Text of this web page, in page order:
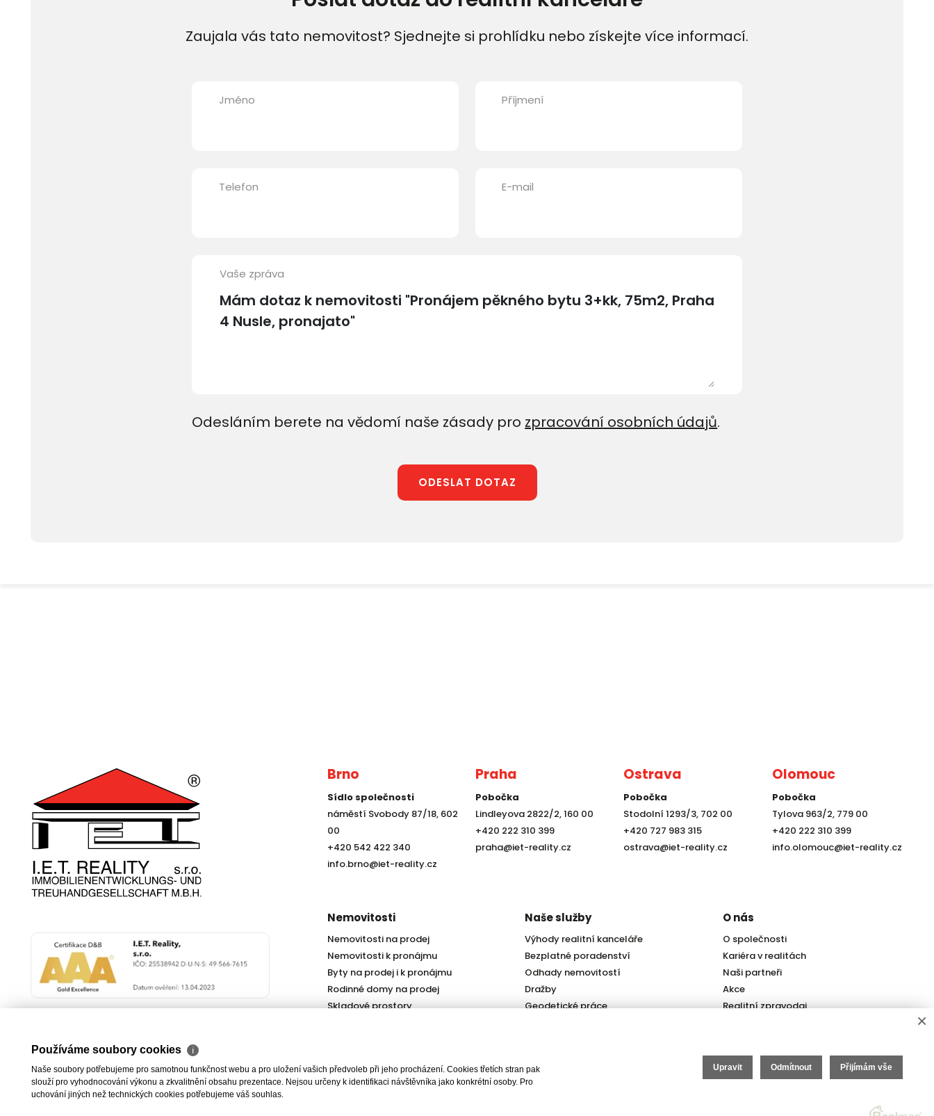
Zaujala vás tato nemovitost? Sjednejte si prohlídku nebo získejte více informací.
Jméno Příjmení
Telefon E-mail
Vaše zpráva
Odesláním berete na vědomí naše zásady pro zpracování osobních údajů.
ODESLAT DOTAZ
Brno
Sídlo společnosti
náměstí Svobody 87/18, 602
00
+420 542 422 340
info.brno@iet-reality.cz
Praha
Pobočka
Lindleyova 2822/2, 160 00
+420 222 310 399
praha@iet-reality.cz
Ostrava
Pobočka
Stodolní 1293/3, 702 00
+420 727 983 315
ostrava@iet-reality.cz
Olomouc
Pobočka
Tylova 963/2, 779 00
+420 222 310 399
info.olomouc@iet-reality.cz
Nemovitosti
Nemovitosti na prodej
Nemovitosti k pronájmu
Byty na prodej i k pronájmu
Rodinné domy na prodej
Skladové prostory
Naše služby
Výhody realitní kanceláře
Bezplatné poradenství
Odhady nemovitostí
Dražby
Geodetické práce
Pojištění
O nás
O společnosti
Kariéra v realitách
Naši partneři
Akce
Realitní zpravodaj
×
Používáme soubory cookies ℹ
Naše soubory potřebujeme pro samotnou funkčnost webu a pro uložení vašich předvoleb při jeho procházení. Cookies třetích stran pak
slouží pro vyhodnocování výkonu a zkvalitnění obsahu prezentace. Nejsou určeny k identifikaci návštěvníka jako konkrétní osoby. Pro
uchování jiných než technických cookies potřebujeme váš souhlas.
Upravit Odmítnout Přijímám vše